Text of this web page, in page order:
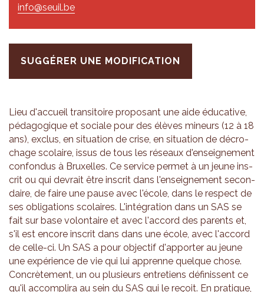
info@seuil.be
SUGGÉRER UNE MODIFICATION
Lieu d'ac­cueil tran­si­toire pro­po­sant une aide édu­ca­tive,
péda­go­gique et sociale pour des élèves mineurs (12 à 18
ans), exclus, en situa­tion de crise, en situa­tion de décro­
chage sco­laire, issus de tous les réseaux d'en­sei­gne­ment
confon­dus à Bruxelles. Ce ser­vice per­met à un jeune ins­
crit ou qui devrait être ins­crit dans l'en­sei­gne­ment secon­
daire, de faire une pause avec l'école, dans le res­pect de
ses obli­ga­tions sco­laires. L'in­té­gra­tion dans un SAS se
fait sur base volon­taire et avec l'ac­cord des parents et,
s'il est encore ins­crit dans dans une école, avec l'ac­cord
de celle-ci. Un SAS a pour objec­tif d'ap­por­ter au jeune
une expé­rience de vie qui lui apprenne quelque chose.
Concrè­te­ment, un ou plu­sieurs entre­tiens défi­nissent ce
qu'il accom­plira au sein du SAS qui le reçoit. En pra­tique,